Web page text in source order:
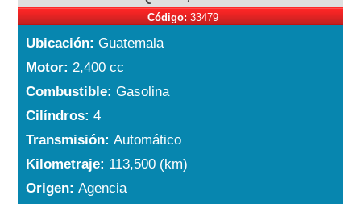
Código:33479
Ubicación:Guatemala
Motor:2,400 cc
Combustible:Gasolina
Cilíndros:4
Transmisión:Automático
Kilometraje: 113,500 (km)
Origen:Agencia